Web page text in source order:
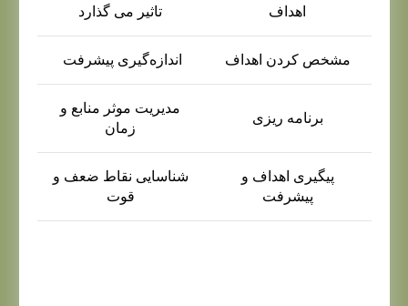
اهداف
تاثیر می گذارد
مشخص کردن اهداف اندازه‌گیری پیشرفت
برنامه ریزی
مدیریت موثر منابع و
زمان
پیگیری اهداف و
پیشرفت
شناسایی نقاط ضعف و
قوت